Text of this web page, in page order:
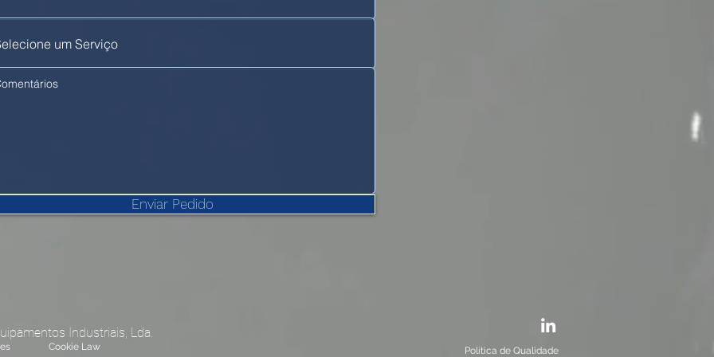
Enviar Pedido
Industriais, Lda.
Cookie Law Política de Qualidade